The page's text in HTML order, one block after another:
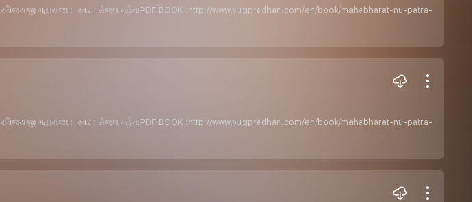
મહારાજા : સ્વર : સેજલ મહેતાPDF BOOK :http://www.yugpradhan.com/en/book/mahabharat-nu-patra-
મહારાજા : સ્વર : સેજલ મહેતાPDF BOOK :http://www.yugpradhan.com/en/book/mahabharat-nu-patra-